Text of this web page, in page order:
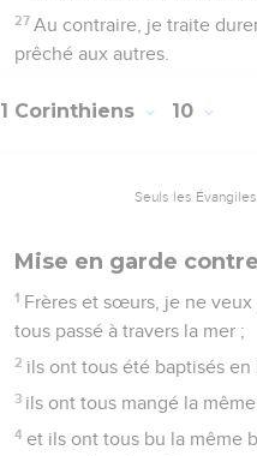
27 Au contraire, je traite
prêché aux autres.
1 Corinthiens 10
Seuls les
Mise en garde
1 Frères et sœurs, je ne veux
tous passé à travers la mer ;
2 ils ont tous été baptisés en
3 ils ont tous mangé la
4 et ils ont tous bu la même